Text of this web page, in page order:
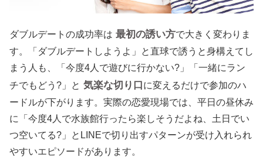
ダブルデートの成功率は 最初の誘い方で大きく変わりま
す。「ダブルデートしようよ」と直球で誘うと身構えてし
まう人も、「今度4人で遊びに行かない?」「一緒にラン
チでもどう?」と 気楽な切り口に変えるだけで参加のハ
ードルが下がります。実際の恋愛現場では、平日の昼休み
に「今度4人で水族館行ったら楽しそうだよね、土日でい
つ空いてる?」とLINEで切り出すパターンが受け入れられ
やすいエピソードがあります。